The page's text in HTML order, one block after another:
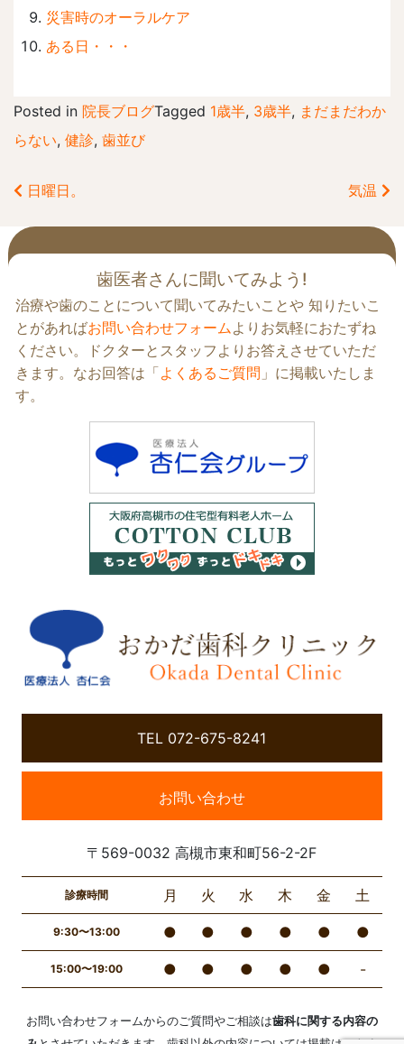
災害時のオーラルケア
ある日・・・
Posted in 院長ブログTagged 1歳半, 3歳半, まだまだわか
らない, 健診, 歯並び
事
へ
の
リ
ン
日曜日。 気温
歯医者さんに聞いてみよう!
治療や歯のことについて聞いてみたいことや 知りたいこ
とがあればお問い合わせフォーム よりお気軽におたずね
ください。ドクターとスタッフよりお答えさせていただ
きます。なお回答は「よくあるご質問 」に掲載いたしま
す。
TEL 072-675-8241
お問い合わせ
〒569-0032 高槻市東和町56-2-2F
診療時間 月 火 水 木 金 土
9:30〜13:00 ● ● ● ● ● ●
15:00〜19:00 ● ● ● ● ● -
お問い合わせフォームからのご質問やご相談は歯科に関する内容の